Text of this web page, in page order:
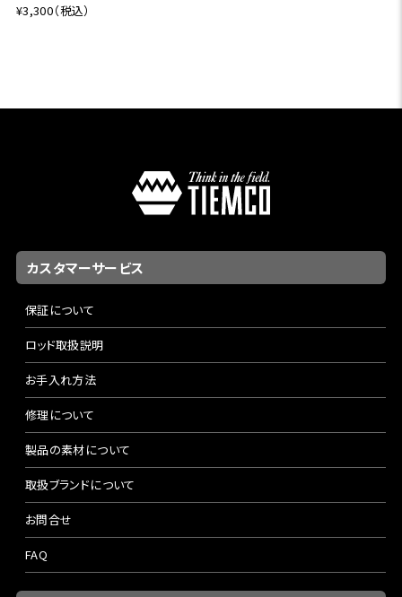
¥3,300（税込）
カスタマーサービス
保証について
ロッド取扱説明
お手入れ方法
修理について
製品の素材について
取扱ブランドについて
お問合せ
FAQ